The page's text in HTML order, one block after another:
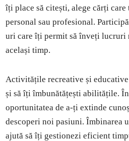
îți place să citești, alege cărți care
personal sau profesional.
uri care îți permit să înveți lucruri
același timp.
Activitățile recreative și
și să îți îmbunătățești abilitățile.
oportunitatea de a-ți extinde
descoperi noi pasiuni. Îmbinarea
ajută să îți gestionezi eficient